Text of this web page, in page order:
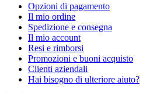
Opzioni di pagamento
Il mio ordine
Spedizione e consegna
Il mio account
Resi e rimborsi
Promozioni e buoni acquisto
Clienti aziendali
Hai bisogno di ulteriore aiuto?